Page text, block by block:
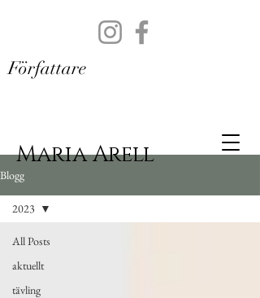
Maria Arell
Författare
Blogg
All Posts
aktuellt
tävling
2023